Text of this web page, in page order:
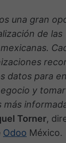
una gran
de las
datos para
y tomar
más
Torner,
Odoo México.